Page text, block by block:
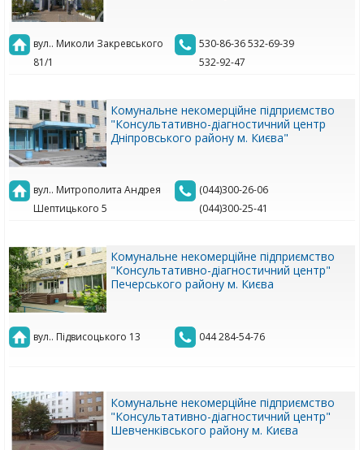
вул.. Миколи Закревського
81/1
530-86-36 532-69-39
532-92-47
Комунальне некомерційне підприємство
"Консультативно-діагностичний центр
Дніпровського району м. Києва"
вул.. Митрополита Андрея
Шептицького 5
(044)300-26-06
(044)300-25-41
Комунальне некомерційне підприємство
"Консультативно-діагностичний центр"
Печерського району м. Києва
вул.. Підвисоцького 13 044 284-54-76
Комунальне некомерційне підприємство
"Консультативно-діагностичний центр"
Шевченківського району м. Києва